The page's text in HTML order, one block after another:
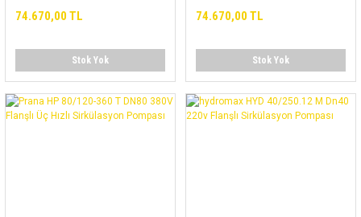
74.670,00 TL
Stok Yok
74.670,00 TL
Stok Yok